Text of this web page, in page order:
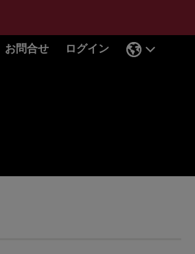
お問合せ ログイン